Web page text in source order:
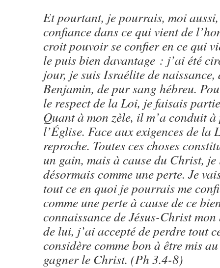
Et pourtant, je pourrais, moi
confiance dans ce qui vient de
croit pouvoir se confier en ce qui
le puis bien davantage : j’ai été
jour, je suis Israélite de
Benjamin, de pur sang hébreu.
le respect de la Loi, je faisais
Quant à mon zèle, il m’a conduit
l’Église. Face aux exigences de la
reproche. Toutes ces choses
un gain, mais à cause du Christ, je
désormais comme une perte. Je
tout ce en quoi je pourrais me
comme une perte à cause de ce
connaissance de Jésus-Christ mon
de lui, j’ai accepté de perdre tout
considère comme bon à être mis
gagner le Christ. (Ph 3.4-8)